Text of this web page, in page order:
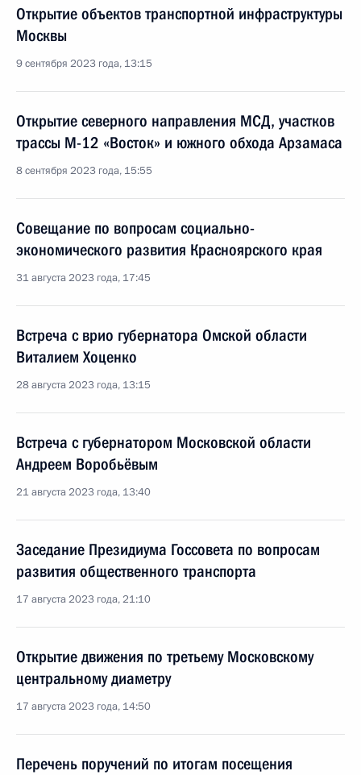
Открытие объектов транспортной инфраструктуры
Москвы
9 сентября 2023 года, 13:15
Открытие северного направления МСД, участков
трассы М-12 «Восток» и южного обхода Арзамаса
8 сентября 2023 года, 15:55
Совещание по вопросам социально-
экономического развития Красноярского края
31 августа 2023 года, 17:45
Встреча с врио губернатора Омской области
Виталием Хоценко
28 августа 2023 года, 13:15
Встреча с губернатором Московской области
Андреем Воробьёвым
21 августа 2023 года, 13:40
Заседание Президиума Госсовета по вопросам
развития общественного транспорта
17 августа 2023 года, 21:10
Открытие движения по третьему Московскому
центральному диаметру
17 августа 2023 года, 14:50
Перечень поручений по итогам посещения